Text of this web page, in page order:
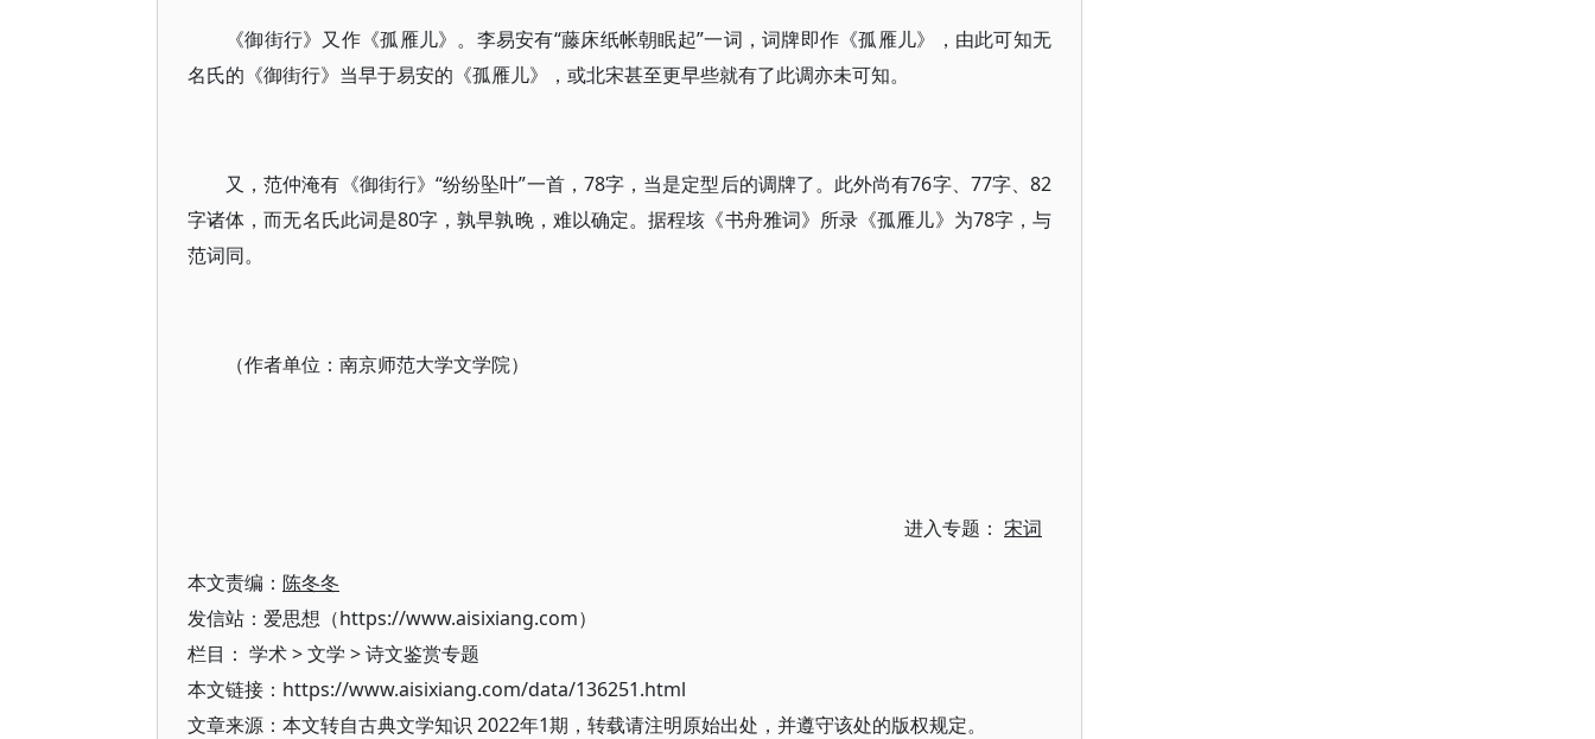
《御街行》又作《孤雁儿》。李易安有“藤床纸帐朝眠起”一词，词牌即作《孤雁儿》，由此可知无
名氏的《御街行》当早于易安的《孤雁儿》，或北宋甚至更早些就有了此调亦未可知。
又，范仲淹有《御街行》“纷纷坠叶”一首，78字，当是定型后的调牌了。此外尚有76字、77字、82
字诸体，而无名氏此词是80字，孰早孰晚，难以确定。据程垓《书舟雅词》所录《孤雁儿》为78字，与
范词同。
（作者单位：南京师范大学文学院）
进入专题： 宋词
本文责编： 陈冬冬
发信站：爱思想（https://www.aisixiang.com）
栏目： 学术>文学 >诗文鉴赏专题
本文链接：https://www.aisixiang.com/data/136251.html
文章来源：本文转自古典文学知识 2022年1期，转载请注明原始出处，并遵守该处的版权规定。